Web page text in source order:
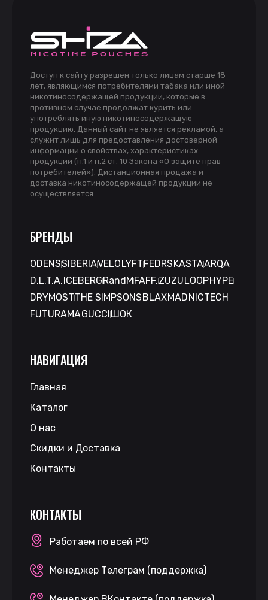
Доступ к сайту разрешен только лицам старше 18
лет, являющимся потребителями табака или иной
никотиносодержащей продукции, которые в
противном случае продолжат курить или
употреблять иную никотиносодержащую
продукцию. Данный сайт не является рекламой, а
служит лишь для предоставления достоверной
информации о свойствах, характеристиках
продукции (п.1 и п.2 ст. 10 Закона «О защите прав
потребителей»). Дистанционная продажа и
доставка никотиносодержащей продукции не
осуществляется.
БРЕНДЫ
ODENSSIBERIAVELO LYFT FEDRS KASTAARQA
D.L.T.A. ICEBERG RandM FAFF.ZUZU LOOPHYPE
DRYMOSTTHE SIMPSONS BLAXMAD NICTECH
FUTURAMAGUCCI ШОК
НАВИГАЦИЯ
Главная
Каталог
О нас
Скидки и Доставка
Контакты
КОНТАКТЫ
Работаем по всей РФ
Менеджер Телеграм (поддержка)